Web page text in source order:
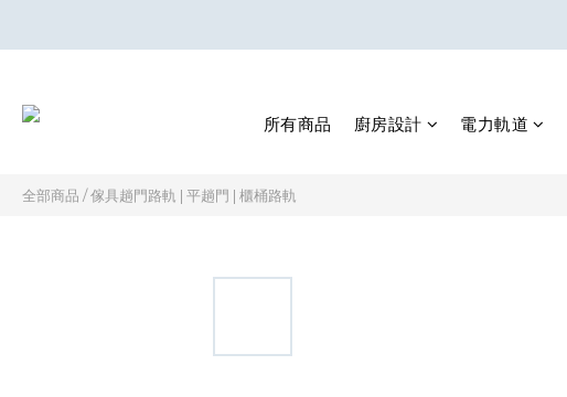
所有商品 廚房設計 電力軌道
全部商品 /傢具趟門路軌 | 平趟門 | 櫃桶路軌